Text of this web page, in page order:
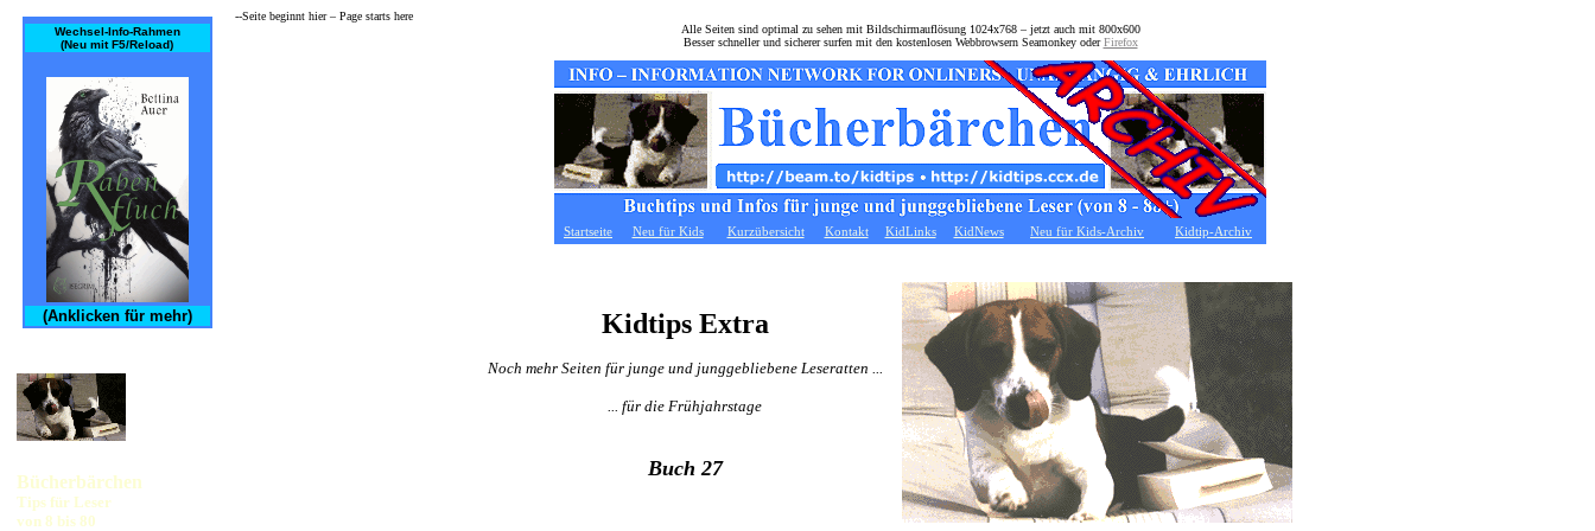
Wechsel-Info-Rahmen
(Neu mit F5/Reload)
(Anklicken für mehr)
Bücherbärchen
Tips für Leser
von 8 bis 80
--Seite beginnt hier – Page starts here­
Alle Seiten sind optimal zu sehen mit Bildschirmauflösung 1024x768 – jetzt auch mit 800x600
Besser schneller und sicherer surfen mit den kostenlosen Webbrowsern Seamonkey oderFirefox
Startseite Neu für Kids Kurzübersicht Kontakt KidLinks KidNews Neu für Kids-Archiv Kidtip-Archiv
Kidtips Extra
Noch mehr Seiten für junge und junggebliebene Leseratten ...
... für die Frühjahrstage
Buch 27